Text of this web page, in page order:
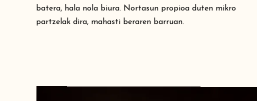
batera, hala nola biura. Nortasun propioa duten mikro
partzelak dira, mahasti beraren barruan.